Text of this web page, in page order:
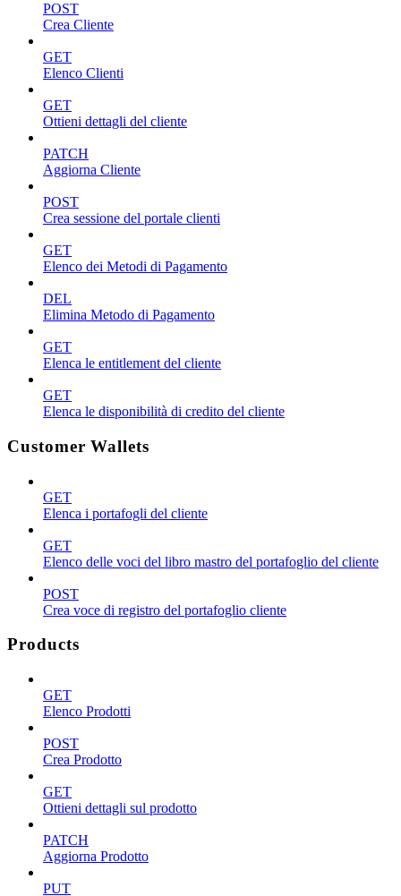
POST
Crea Cliente
GET
Elenco Clienti
GET
Ottieni dettagli del cliente
PATCH
Aggiorna Cliente
POST
Crea sessione del portale clienti
GET
Elenco dei Metodi di Pagamento
DEL
Elimina Metodo di Pagamento
GET
Elenca le entitlement del cliente
GET
Elenca le disponibilità di credito del cliente
Customer Wallets
GET
Elenca i portafogli del cliente
GET
Elenco delle voci del libro mastro del portafoglio del cliente
POST
Crea voce di registro del portafoglio cliente
Products
GET
Elenco Prodotti
POST
Crea Prodotto
GET
Ottieni dettagli sul prodotto
PATCH
Aggiorna Prodotto
PUT